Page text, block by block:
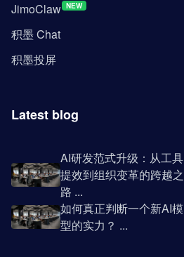
JimoClaw NEW
积墨 Chat
积墨投屏
Latest blog
AI研发范式升级：从工具
提效到组织变革的跨越之
路 ...
如何真正判断一个新AI模
型的实力？ ...